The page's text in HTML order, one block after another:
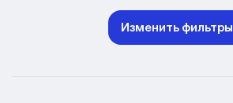
Изменить фильтры